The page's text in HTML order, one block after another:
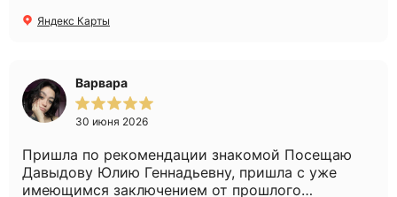
Яндекс Карты
Варвара
30 июня 2026
Пришла по рекомендации знакомой Посещаю
Давыдову Юлию Геннадьевну, пришла с уже
имеющимся заключением от прошлого